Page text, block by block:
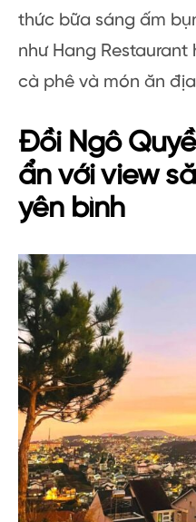
thức bữa sáng ấm
như Hang
cà phê và món ăn
Đồi Ngô
ẩn với view
yên bình